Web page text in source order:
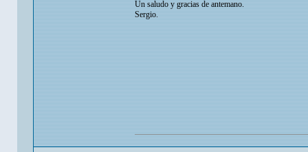
Un saludo y gracias de antemano.
Sergio.